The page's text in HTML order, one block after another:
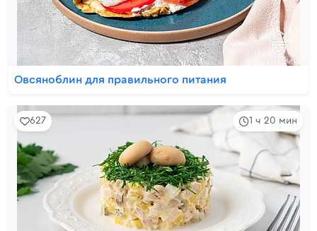
Овсяноблин для правильного питания
1 ч 20 мин
627